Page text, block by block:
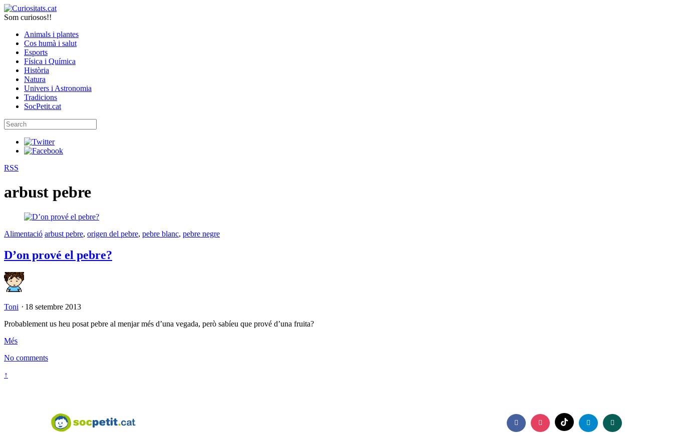
Som curiosos!!
Animals i plantes
Cos humà i salut
Esports
Física i Química
Història
Natura
Univers i Astronomia
Tradicions
SocPetit.cat
RSS
arbust pebre
Alimentació arbust pebre, origen del pebre, pebre blanc, pebre negre
D’on prové el pebre?
Toni ⋅ 18 setembre 2013
Probablement us heu posat pebre al menjar més d’una vegada, però sabíeu que prové d’una fruita?
Més
No comments
↑